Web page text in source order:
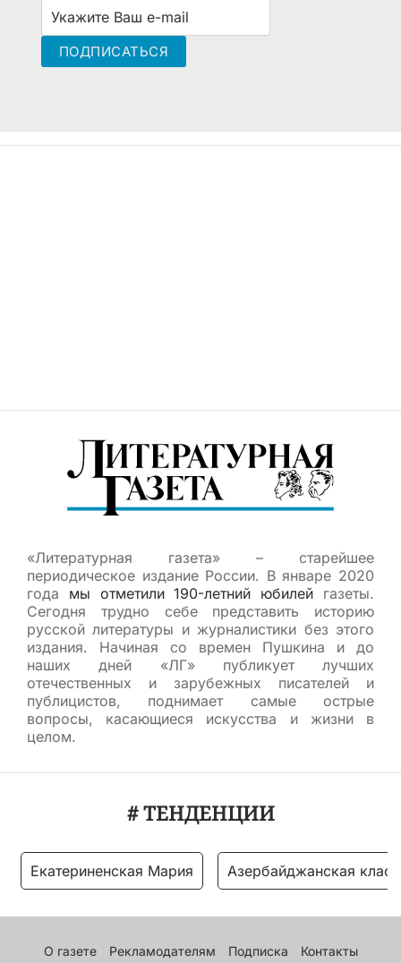
«Литературная газета» – старейшее
периодическое издание России. В январе 2020
года мы отметили 190-летний юбилей газеты.
Сегодня трудно себе представить историю
русской литературы и журналистики без этого
издания. Начиная со времен Пушкина и до
наших дней «ЛГ» публикует лучших
отечественных и зарубежных писателей и
публицистов, поднимает самые острые
вопросы, касающиеся искусства и жизни в
целом.
# ТЕНДЕНЦИИ
Екатериненская Мария Азербайджанская
О газете Рекламодателям Подписка Контакты